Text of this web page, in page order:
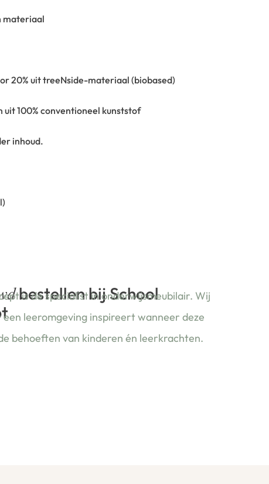
materiaal
20% uit treeNside-materiaal (biobased)
uit 100% conventioneel kunststof
inhoud.
bestellen bij School
is de specialist in onderwijsmeubilair. Wij
een leeromgeving inspireert wanneer deze
behoeften van kinderen én leerkrachten.